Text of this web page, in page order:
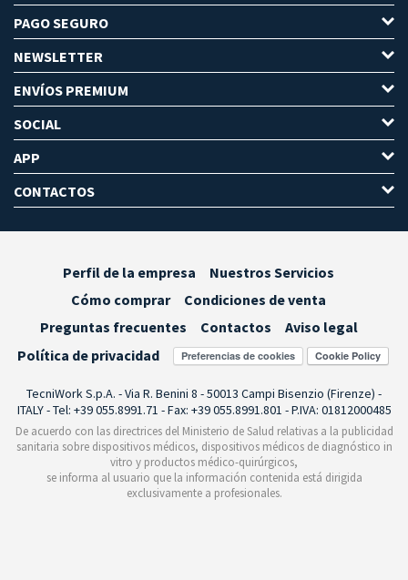
PAGO SEGURO
NEWSLETTER
ENVÍOS PREMIUM
SOCIAL
APP
CONTACTOS
Perfil de la empresa
Nuestros Servicios
Cómo comprar
Condiciones de venta
Preguntas frecuentes
Contactos
Aviso legal
Política de privacidad
Preferencias de cookies
TecniWork S.p.A. - Via R. Benini 8 - 50013 Campi Bisenzio (Firenze) -
ITALY - Tel: +39 055.8991.71 - Fax: +39 055.8991.801 - P.IVA: 01812000485
De acuerdo con las directrices del Ministerio de Salud relativas a la publicidad
sanitaria sobre dispositivos médicos, dispositivos médicos de diagnóstico in
vitro y productos médico-quirúrgicos,
se informa al usuario que la información contenida está dirigida
exclusivamente a profesionales.